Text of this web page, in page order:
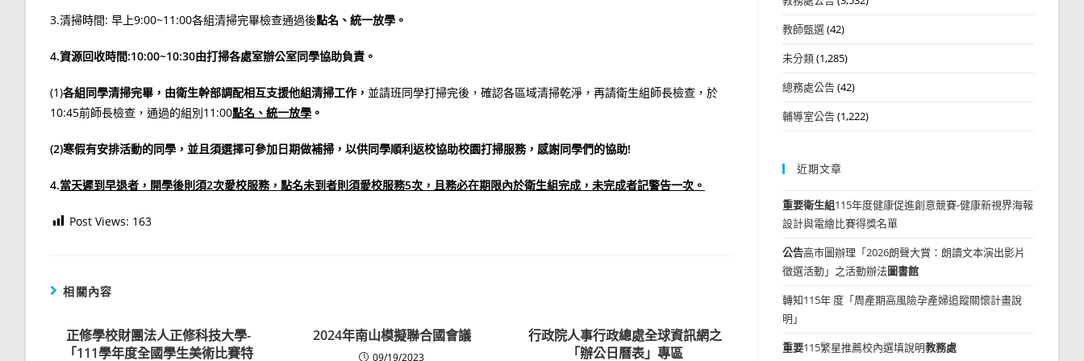
3.清掃時間: 早上9:00~11:00各組清掃完畢檢查通過後點名、統一放學 。
4.資源回收時間:10:00~10:30由打掃各處室辦公室同學協助負責。
(1)各組同學清掃完畢，由衛生幹部調配相互支援他組清掃工作， 並請班同學打掃完後，確認各區域清掃乾淨，再請衛生組師長檢查，於
10:45前師長檢查，通過的組別11:00點名、統一放學 。
(2)寒假有安排活動的同學，並且須選擇可參加日期做補掃，以供同學順利返校協助校園打掃服務，感謝同學們的協助!
4.當天遲到早退者，開學後則須2次愛校服務，點名未到者則須愛校服務5次，且務必在期限內於衛生組完成，未完成者記警告一次。
Post Views: 163
相關內容
正修學校財團法人正修科技大學-
「111學年度全國學生美術比賽特
2024年南山模擬聯合國會議
09/19/2023
行政院人事行政總處全球資訊網之
「辦公日曆表」專區
教師甄選(42)
未分類(1,285)
總務處公告(42)
輔導室公告(1,222)
近期文章
重要衛生組115年度健康促進創意競賽-健康新視界海報
設計與電繪比賽得獎名單
公告高市圖辦理「2026朗聲大賞：朗讀文本演出影片
徵選活動」之活動辦法圖書館
轉知115年 度「周產期高風險孕產婦追蹤關懷計畫說
明」
重要115繁星推薦校內選填說明教務處